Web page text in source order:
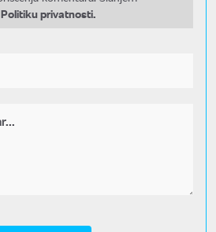
Politiku privatnosti.